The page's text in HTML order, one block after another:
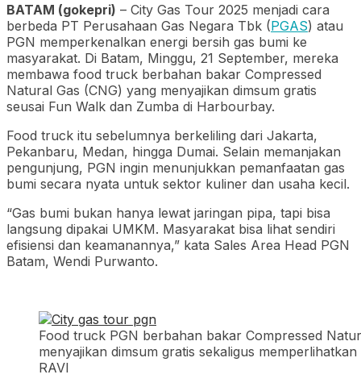
BATAM (gokepri) – City Gas Tour 2025 menjadi cara
berbeda PT Perusahaan Gas Negara Tbk (PGAS) atau
PGN memperkenalkan energi bersih gas bumi ke
masyarakat. Di Batam, Minggu, 21 September, mereka
membawa food truck berbahan bakar Compressed
Natural Gas (CNG) yang menyajikan dimsum gratis
seusai Fun Walk dan Zumba di Harbourbay.
Food truck itu sebelumnya berkeliling dari Jakarta,
Pekanbaru, Medan, hingga Dumai. Selain memanjakan
pengunjung, PGN ingin menunjukkan pemanfaatan gas
bumi secara nyata untuk sektor kuliner dan usaha kecil.
“Gas bumi bukan hanya lewat jaringan pipa, tapi bisa
langsung dipakai UMKM. Masyarakat bisa lihat sendiri
efisiensi dan keamanannya,” kata Sales Area Head PGN
Batam, Wendi Purwanto.
Food truck PGN berbahan bakar Compressed
menyajikan dimsum gratis sekaligus
RAVI